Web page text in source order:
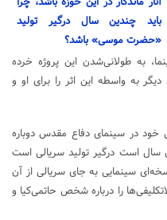
باید چندین سال درگیر تولید
«حضرت موسی» باشد؟
به طولانی‌شدن این پروژه خرده
به واسطه این اثر را برای او و
خود در سینمای دفاع مقدس دوباره
سال است درگیر تولید سریالی است
سینمایی به جای سریالی از آن
را درباره شخص حاتمی‌کیا و